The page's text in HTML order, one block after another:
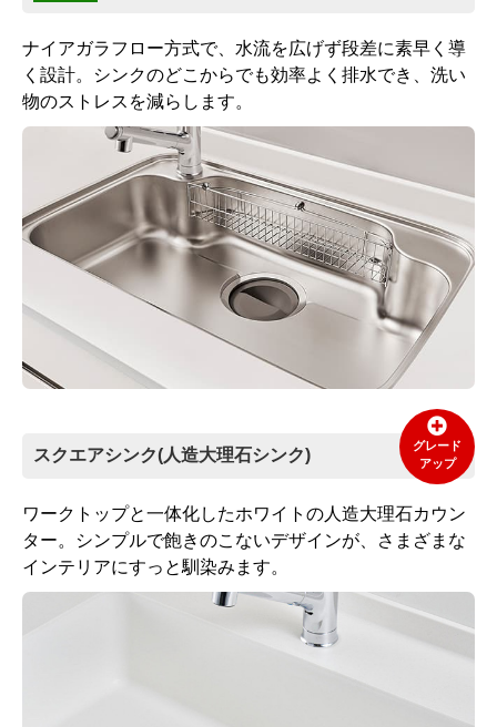
ナイアガラフロー方式で、水流を広げず段差に素早く導
く設計。シンクのどこからでも効率よく排水でき、洗い
物のストレスを減らします。
スクエアシンク(人造大理石シンク)
グレード
アップ
ワークトップと一体化したホワイトの人造大理石カウン
ター。シンプルで飽きのこないデザインが、さまざまな
インテリアにすっと馴染みます。